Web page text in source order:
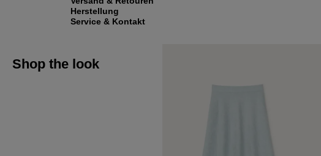
Herstellung
Service & Kontakt
Shop the look